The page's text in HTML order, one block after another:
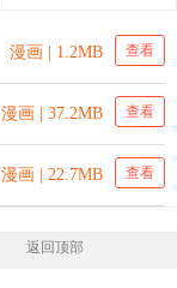
漫画 | 1.2MB 查看
漫画 | 37.2MB 查看
漫画 | 22.7MB 查看
返回顶部